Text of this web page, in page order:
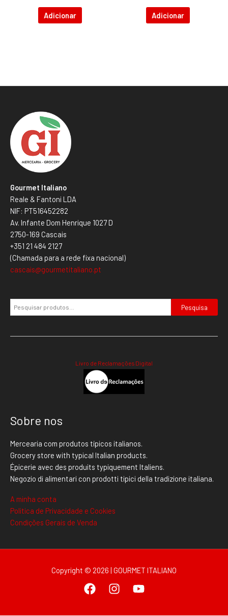
Adicionar Adicionar
Gourmet Italiano
Reale & Fantoni LDA
NIF: PT516452282
Av. Infante Dom Henrique 1027 D
2750-169 Cascais
+351 21 484 2127
(Chamada para a rede fixa nacional)
cascais@gourmetitaliano.pt
Pesquisa
Livro de Reclamações Digital
Sobre nos
Mercearia com produtos típicos italianos.
Grocery store with typical Italian products.
Épicerie avec des produits typiquement Italiens.
Negozio di alimentari con prodotti tipici della tradizione italiana.
A minha conta
Politica de Privacidade e Cookies
Condições Gerais de Venda
Copyright © 2026 | GOURMET ITALIANO